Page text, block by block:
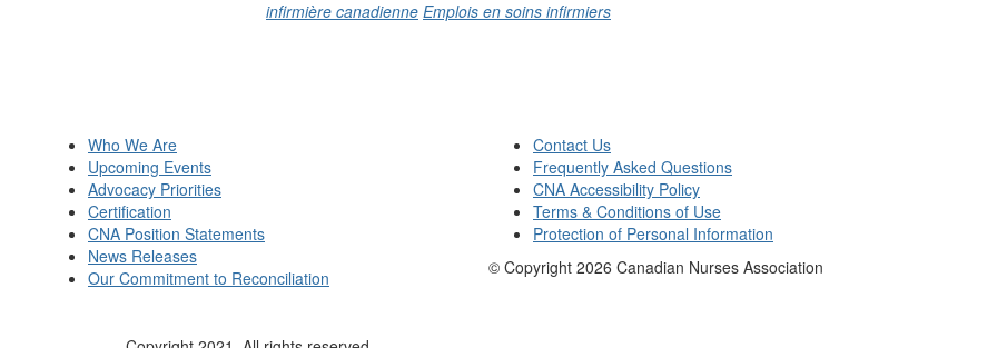
infirmière canadienne Emplois en soins infirmiers
Who We Are
Upcoming Events
Advocacy Priorities
Certification
CNA Position Statements
News Releases
Our Commitment to Reconciliation
Contact Us
Frequently Asked Questions
CNA Accessibility Policy
Terms & Conditions of Use
Protection of Personal Information
© Copyright 2026 Canadian Nurses Association